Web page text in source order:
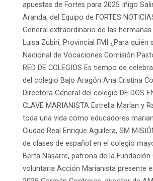
apuestas de Fortes para 2025 Iñigo
Aranda, del Equipo de FORTES
General extraordinario de las
Luisa Zubiri, Provincial FMI ¿Para quién
Nacional de Vocaciones Comisión
RED DE COLEGIOS Es tiempo de
del colegio Bajo Aragón Ana Cristina
Directora General del colegio DE DOS
CLAVE MARIANISTA Estrella Marían y
toda una vida como educadores
Ciudad Real Enrique Aguilera, SM
de clases de español en el colegio
Berta Nasarre, patrona de la Fundación
voluntaria Acción Marianista presente